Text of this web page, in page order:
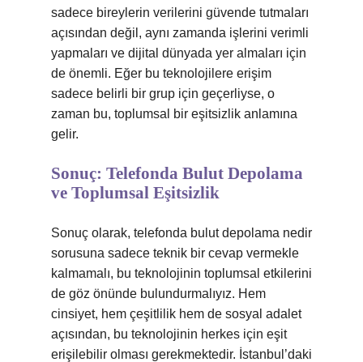
sadece bireylerin verilerini güvende tutmaları
açısından değil, aynı zamanda işlerini verimli
yapmaları ve dijital dünyada yer almaları için
de önemli. Eğer bu teknolojilere erişim
sadece belirli bir grup için geçerliyse, o
zaman bu, toplumsal bir eşitsizlik anlamına
gelir.
Sonuç: Telefonda Bulut Depolama
ve Toplumsal Eşitsizlik
Sonuç olarak, telefonda bulut depolama nedir
sorusuna sadece teknik bir cevap vermekle
kalmamalı, bu teknolojinin toplumsal etkilerini
de göz önünde bulundurmalıyız. Hem
cinsiyet, hem çeşitlilik hem de sosyal adalet
açısından, bu teknolojinin herkes için eşit
erişilebilir olması gerekmektedir. İstanbul’daki